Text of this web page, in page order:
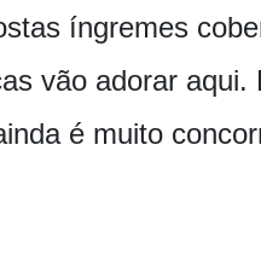
íngremes
vão adorar
é muito